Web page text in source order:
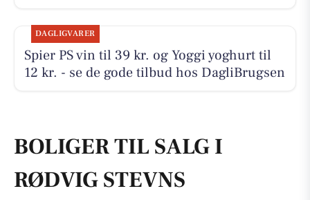
DAGLIGVARER
Spier PS vin til 39 kr. og Yoggi yoghurt til
12 kr. - se de gode tilbud hos DagliBrugsen
BOLIGER TIL SALG I
RØDVIG STEVNS